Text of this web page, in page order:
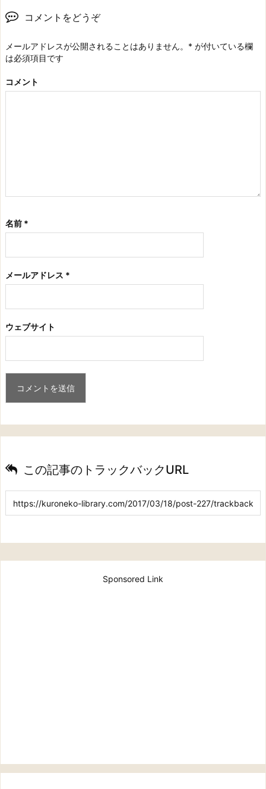
コメントをどうぞ
メールアドレスが公開されることはありません。 * が付いている欄
は必須項目です
コメント
名前 *
メールアドレス *
ウェブサイト
この記事のトラックバックURL
Sponsored Link